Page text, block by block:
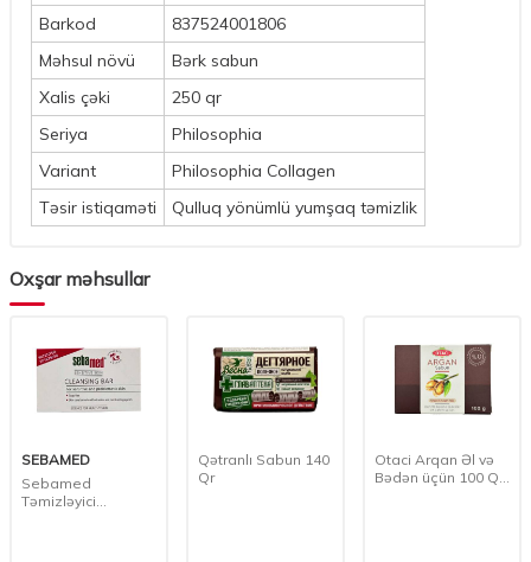
Barkod
837524001806
Məhsul növü
Bərk sabun
Xalis çəki
250 qr
Seriya
Philosophia
Variant
Philosophia Collagen
Təsir istiqaməti
Qulluq yönümlü yumşaq təmizlik
Oxşar məhsullar
SEBAMED
Sebamed
Təmizləyici
Qətranlı Sabun 140
Qr
Otaci Arqan Əl və
Bədən üçün 100 Qr